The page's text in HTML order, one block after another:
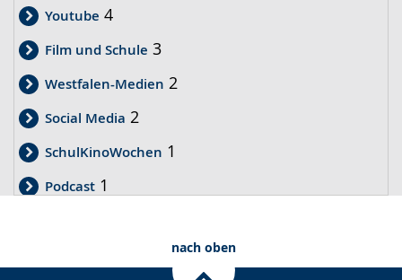
Youtube 4
Film und Schule 3
Westfalen-Medien 2
Social Media 2
SchulKinoWochen 1
Podcast 1
1
nach oben